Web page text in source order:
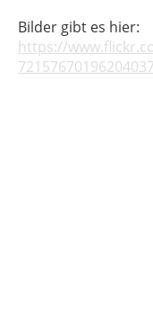
Bilder gibt es hier:
https://